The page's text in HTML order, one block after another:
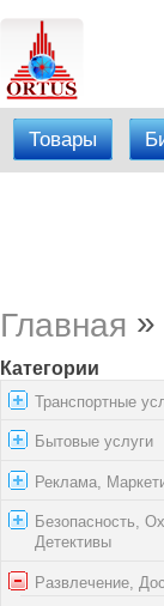
Товары
Главная »
Категории
Транспортные
Бытовые услуги
Реклама,
Безопасность,
Детективы
Развлечение,